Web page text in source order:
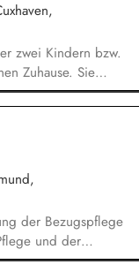
zwei Kindern bzw.
Zuhause. Sie
mit pädagogischer
Betreuung:
oder Jugendlichen,
und sozialen
Kontakte, Förderung
emotionalen Krisen
der Bezugspflege
und der